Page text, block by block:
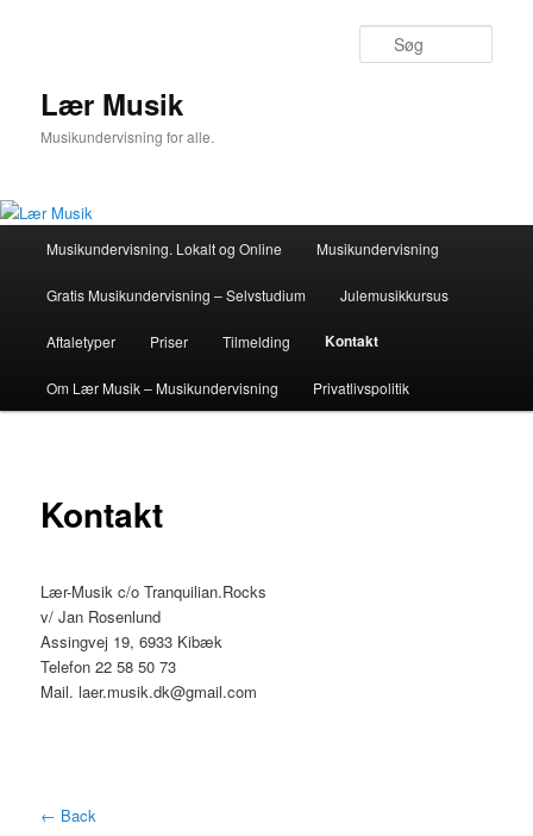
Lær Musik
Musikundervisning for alle.
Musikundervisning. Lokalt og Online Musikundervisning
Gratis Musikundervisning – Selvstudium Julemusikkursus
Aftaletyper Priser Tilmelding Kontakt
Om Lær Musik – Musikundervisning Privatlivspolitik
Kontakt
Lær-Musik c/o Tranquilian.Rocks
v/ Jan Rosenlund
Assingvej 19, 6933 Kibæk
Telefon 22 58 50 73
Mail. laer.musik.dk@gmail.com
← Back